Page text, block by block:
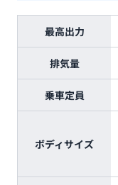
最高出力
排気量
乗車定員
ボディサイズ